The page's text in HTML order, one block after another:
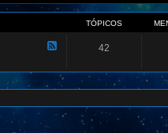
TÓPICOS
d
-
A
u
a
42